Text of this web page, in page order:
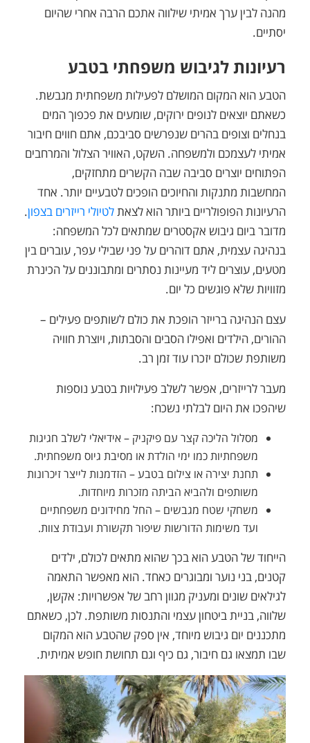
מהנה לבין ערך אמיתי שילווה אתכם הרבה אחרי שהיום
יסתיים.
רעיונות לגיבוש משפחתי בטבע
הטבע הוא המקום המושלם לפעילות משפחתית מגבשת.
כשאתם יוצאים לנופים ירוקים, שומעים את פכפוך המים
בנחלים וצופים בהרים שנפרשים סביבכם, אתם חווים חיבור
אמיתי לעצמכם ולמשפחה. השקט, האוויר הצלול והמרחבים
הפתוחים יוצרים סביבה שבה הקשרים מתחזקים,
המחשבות מתנקות והחיוכים הופכים לטבעיים יותר. אחד
הרעיונות הפופולריים ביותר הוא לצאתלטיולי רייזרים בצפון.
מדובר ביום גיבוש אקסטרים שמתאים לכל המשפחה:
בנהיגה עצמית, אתם דוהרים על פני שבילי עפר, עוברים בין
מטעים, עוצרים ליד מעיינות נסתרים ומתבוננים על הכינרת
מזוויות שלא פוגשים כל יום.
עצם הנהיגה ברייזר הופכת את כולם לשותפים פעילים –
ההורים, הילדים ואפילו הסבים והסבתות, ויוצרת חוויה
משותפת שכולם יזכרו עוד זמן רב.
מעבר לרייזרים, אפשר לשלב פעילויות בטבע נוספות
שיהפכו את היום לבלתי נשכח:
מסלול הליכה קצר עם פיקניק – אידיאלי לשלב חגיגות
משפחתיות כמו ימי הולדת או מסיבת גיוס משפחתית.
תחנת יצירה או צילום בטבע – הזדמנות לייצר זיכרונות
משותפים ולהביא הביתה מזכרות מיוחדות.
משחקי שטח מגבשים – החל מחידונים משפחתיים
ועד משימות הדורשות שיפור תקשורת ועבודת צוות.
הייחוד של הטבע הוא בכך שהוא מתאים לכולם, ילדים
קטנים, בני נוער ומבוגרים כאחד. הוא מאפשר התאמה
לגילאים שונים ומעניק מגוון רחב של אפשרויות: אקשן,
שלווה, בניית ביטחון עצמי והתנסות משותפת. לכן, כשאתם
מתכננים יום גיבוש מיוחד, אין ספק שהטבע הוא המקום
שבו תמצאו גם חיבור, גם כיף וגם תחושת חופש אמיתית.